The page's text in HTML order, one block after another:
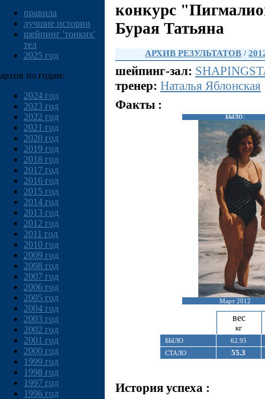
правила
лучшие истории
шейпинг 'тонких'
тел
2025 год
архив по годам:
2024 год
2023 год
2022 год
2021 год
2020 год
2019 год
2018 год
2017 год
2016 год
2015 год
2014 год
2013 год
2012 год
2011 год
2010 год
2009 год
2008 год
2007 год
2006 год
2005 год
2004 год
2003 год
2002 год
2001 год
2000 год
1999 год
1998 год
1997 год
1996 год
конкурс
Бурая Татьяна
АРХИВ РЕЗУЛЬТАТОВ /
шейпинг-зал:
тренер: Наталья Яблонская
Факты :
БЫЛО :
Март 2012
вес
кг
БЫЛО
62.95
СТАЛО
55.3
История успеха :